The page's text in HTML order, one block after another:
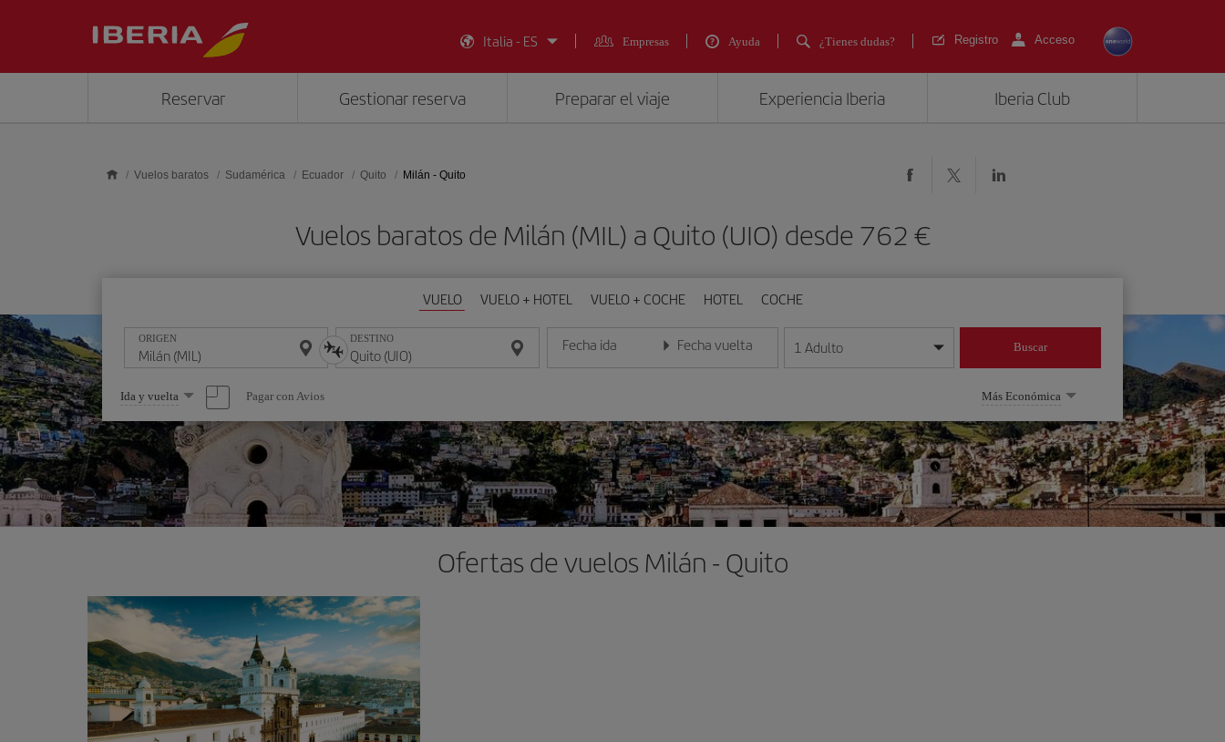
Italia - ES
Empresas Ayuda ¿Tienes dudas? Registro Acceso
Reservar Gestionar reserva Preparar el viaje Experiencia Iberia Iberia Club
Vuelos baratos Sudamérica Ecuador Quito Milán - Quito
Vuelos baratos de Milán (MIL) a Quito (UIO) desde 762
VUELO VUELO + HOTEL VUELO + COCHE HOTEL COCHE
ORIGEN DESTINO Fecha ida
Introduce la fecha en formato día/mes/año
Fecha vuelta
Introduce la fecha en formato día/mes/año
1 Adulto Buscar
Seleccione
una
opción
Ida y vuelta Pagar con Avios Más Económica
Ofertas de vuelos Milán - Quito